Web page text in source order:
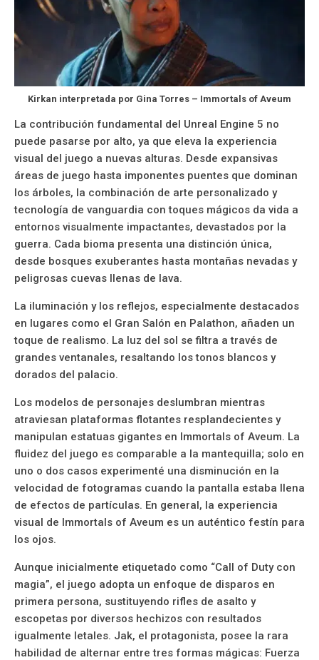
Kirkan interpretada por Gina Torres – Immortals of Aveum
La contribución fundamental del Unreal Engine 5 no
puede pasarse por alto, ya que eleva la experiencia
visual del juego a nuevas alturas. Desde expansivas
áreas de juego hasta imponentes puentes que dominan
los árboles, la combinación de arte personalizado y
tecnología de vanguardia con toques mágicos da vida a
entornos visualmente impactantes, devastados por la
guerra. Cada bioma presenta una distinción única,
desde bosques exuberantes hasta montañas nevadas y
peligrosas cuevas llenas de lava.
La iluminación y los reflejos, especialmente destacados
en lugares como el Gran Salón en Palathon, añaden un
toque de realismo. La luz del sol se filtra a través de
grandes ventanales, resaltando los tonos blancos y
dorados del palacio.
Los modelos de personajes deslumbran mientras
atraviesan plataformas flotantes resplandecientes y
manipulan estatuas gigantes en Immortals of Aveum. La
fluidez del juego es comparable a la mantequilla; solo en
uno o dos casos experimenté una disminución en la
velocidad de fotogramas cuando la pantalla estaba llena
de efectos de partículas. En general, la experiencia
visual de Immortals of Aveum es un auténtico festín para
los ojos.
Aunque inicialmente etiquetado como “Call of Duty con
magia”, el juego adopta un enfoque de disparos en
primera persona, sustituyendo rifles de asalto y
escopetas por diversos hechizos con resultados
igualmente letales. Jak, el protagonista, posee la rara
habilidad de alternar entre tres formas mágicas: Fuerza